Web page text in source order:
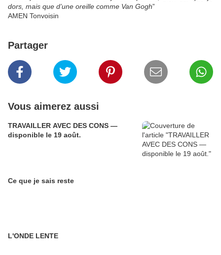
dors, mais que d’une oreille comme Van Gogh”
AMEN Tonvoisin
Partager
Vous aimerez aussi
TRAVAILLER AVEC DES CONS —
disponible le 19 août.
Ce que je sais reste
L'ONDE LENTE